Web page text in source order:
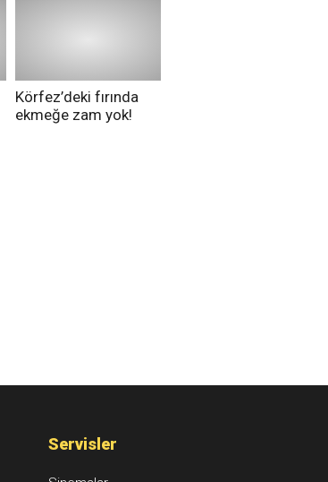
Körfez’deki fırında
ekmeğe zam yok!
Servisler